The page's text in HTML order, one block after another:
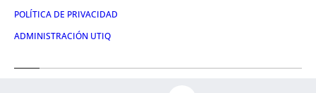
POLÍTICA DE PRIVACIDAD
ADMINISTRACIÓN UTIQ